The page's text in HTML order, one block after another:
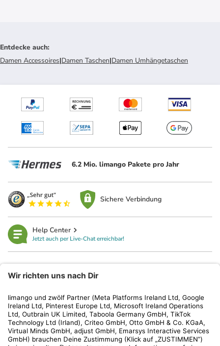
Entdecke auch:
Damen Accessoires|Damen Taschen|Damen Umhängetaschen
6.2 Mio. limango Pakete pro Jahr
Sichere Verbindung
Help Center
Jetzt auch per Live-Chat erreichbar!
Kundenservice
Shop